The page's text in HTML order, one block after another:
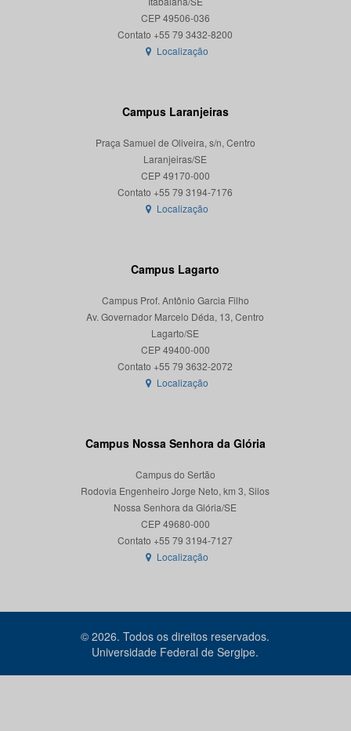
CEP 49506-036
Localização
Campus Laranjeiras
Praça Samuel de Oliveira, s/n, Centro
Laranjeiras/SE
CEP 49170-000
Localização
Campus Lagarto
Campus Prof. Antônio Garcia Filho
Av. Governador Marcelo Déda, 13, Centro
Lagarto/SE
CEP 49400-000
Localização
Campus Nossa Senhora da Glória
Campus do Sertão
Rodovia Engenheiro Jorge Neto, km 3, Silos
Nossa Senhora da Glória/SE
CEP 49680-000
Localização
© 2026. Todos os direitos reservados.
Universidade Federal de Sergipe.